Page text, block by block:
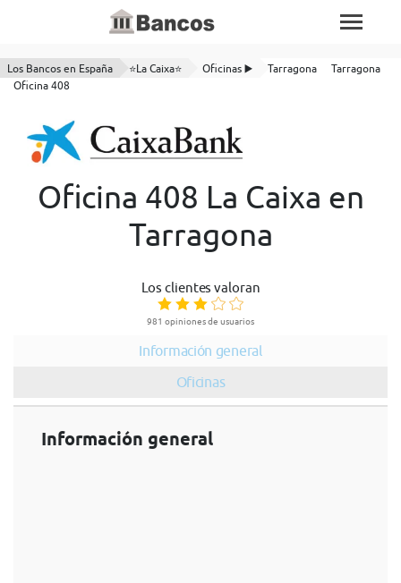
Los Bancos en España ⭐La Caixa⭐ Oficinas ▶️ Tarragona
Tarragona
Oficina 408
Oficina 408 La Caixa en
Tarragona
Los clientes valoran
981 opiniones de usuarios
Información general
Oficinas
Información general